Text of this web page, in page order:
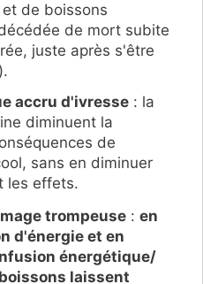
de boissons
de mort subite
juste après s'être
accru d'ivresse : la
diminuent la
de
sans en diminuer
les effets.
trompeuse : en
d'énergie et en
énergétique/
laissent